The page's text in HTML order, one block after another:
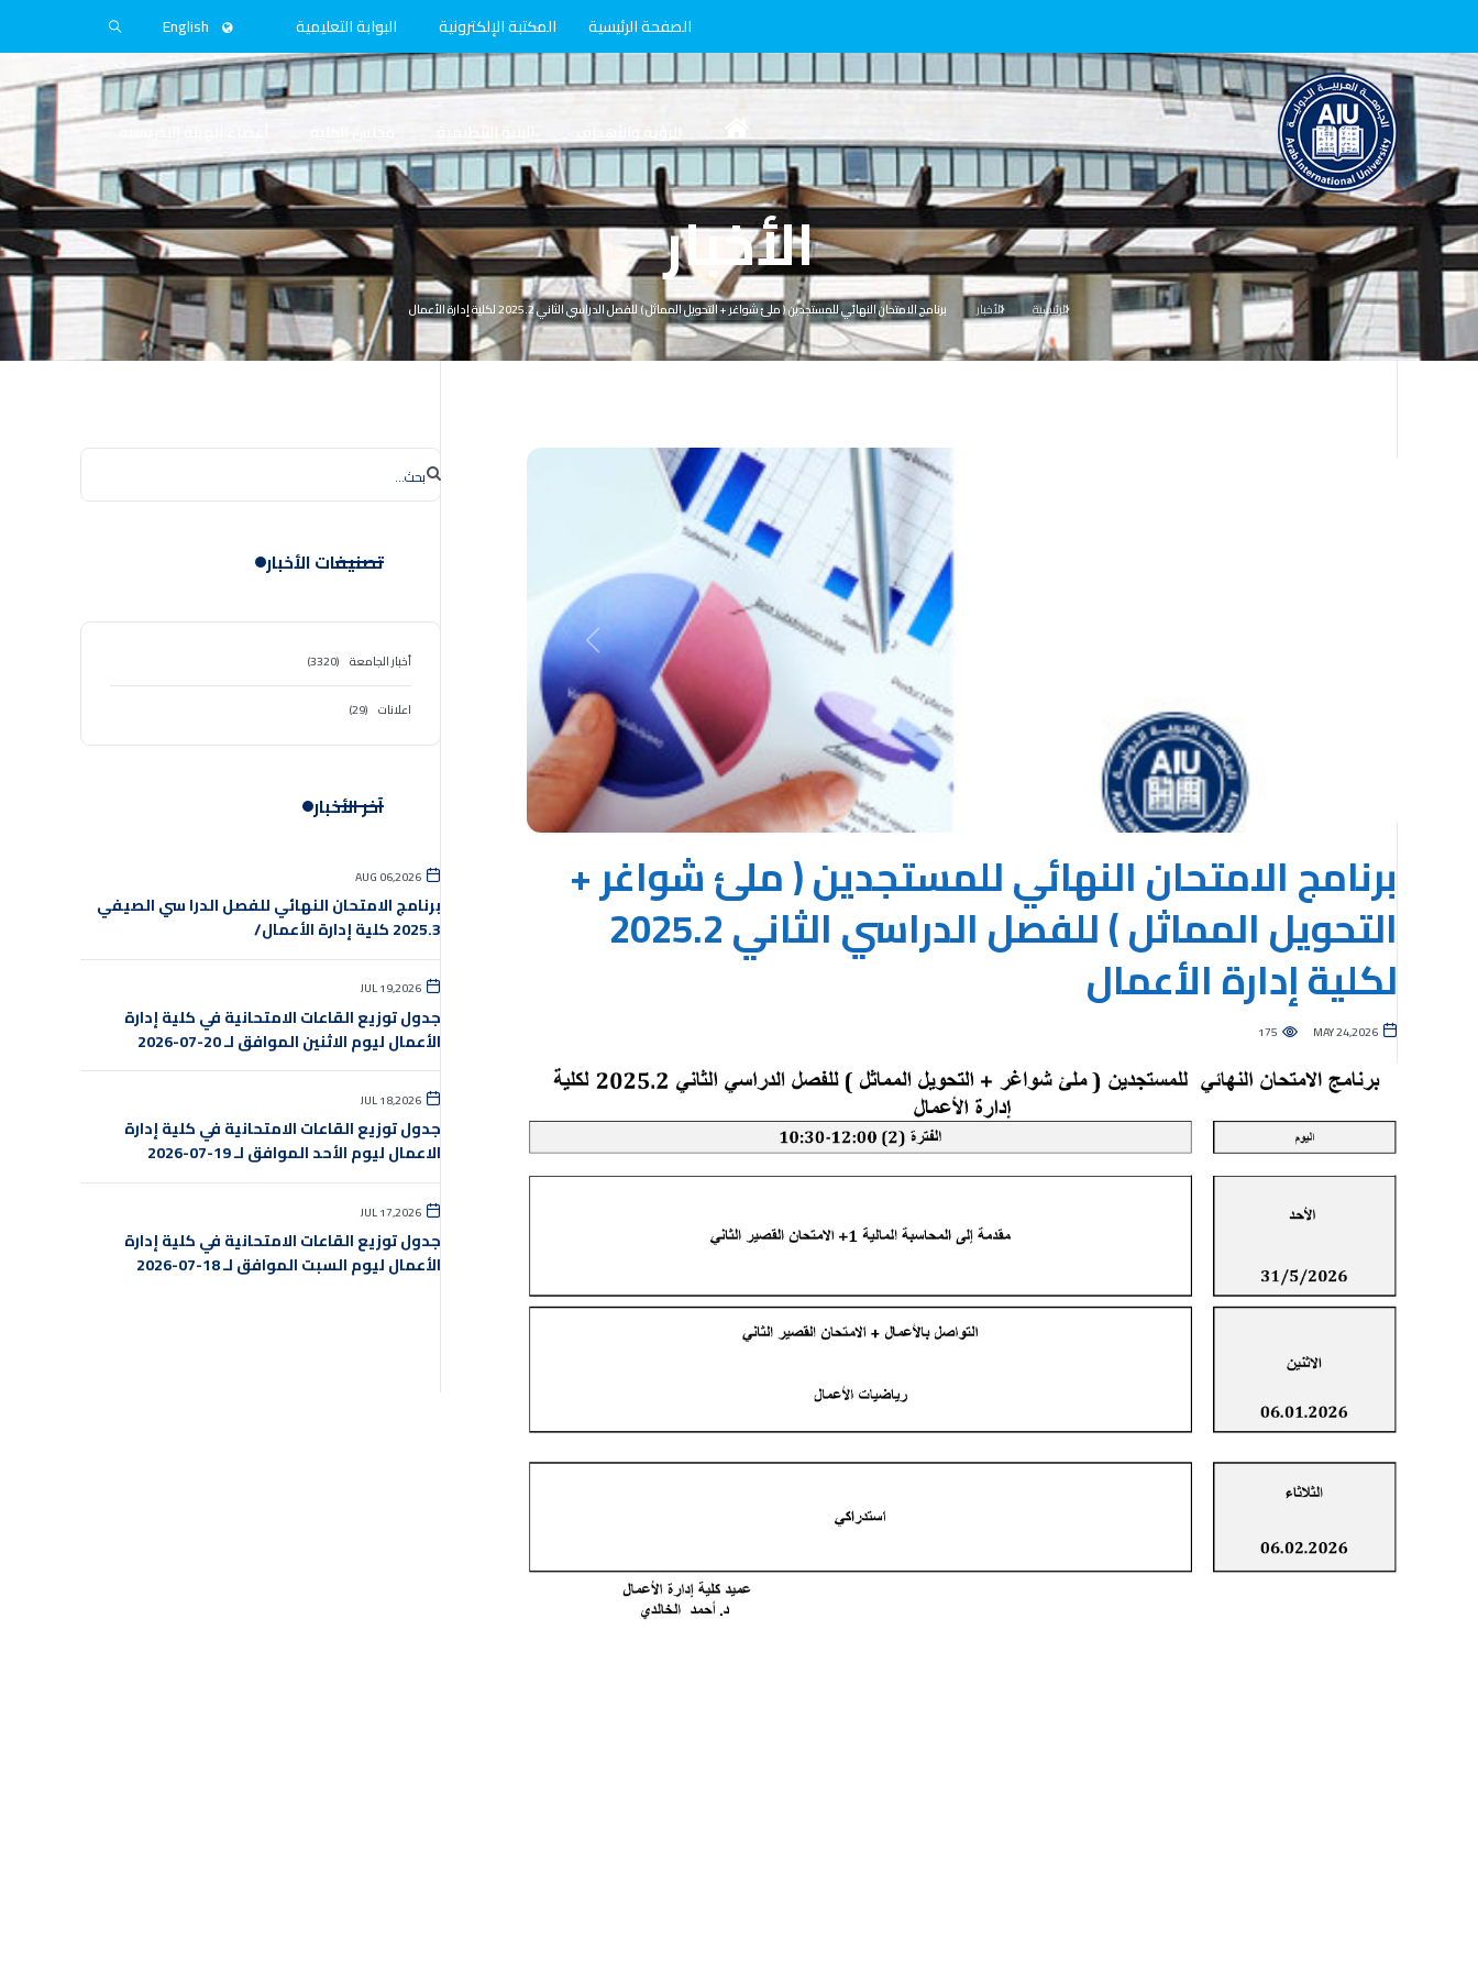
الصفحة الرئيسية المكتبة الإلكترونية البوابة التعليمية English
الرؤية والأهداف البنية التنظيمية
الأخبار
الرئيسية الأخبار برنامج الامتحان النهائي للمستجدين ( ملئ شواغر + التحويل المماثل ) للفصل الدراسي الثاني 2025.2 لكلية إدارة الأعمال
Next
برنامج الامتحان النهائي للمستجدين ( ملئ شواغر +
التحويل المماثل ) للفصل الدراسي الثاني 2025.2
لكلية إدارة الأعمال
MAY 24,2026
175
تصنيفات الأخبار
أخبار الجامعة (3320)
اعلانات (29)
آخر الأخبار
AUG 06,2026
برنامج الامتحان النهائي للفصل الدرا سي الصيفي
2025.3 كلية إدارة الأعمال/
JUL 19,2026
جدول توزيع القاعات الامتحانية في كلية إدارة
الأعمال ليوم الاثنين الموافق لـ 20-07-2026
JUL 18,2026
جدول توزيع القاعات الامتحانية في كلية إدارة
الاعمال ليوم الأحد الموافق لـ 19-07-2026
JUL 17,2026
جدول توزيع القاعات الامتحانية في كلية إدارة
الأعمال ليوم السبت الموافق لـ 18-07-2026